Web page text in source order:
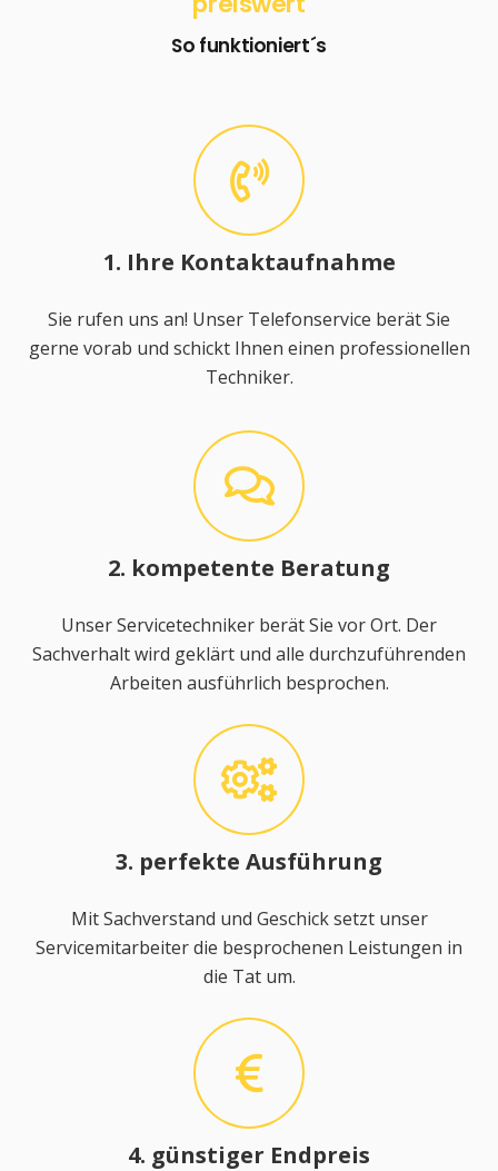
So funktioniert´s
1. Ihre Kontaktaufnahme
Sie rufen uns an! Unser Telefonservice berät Sie
gerne vorab und schickt Ihnen einen professionellen
Techniker.
2. kompetente Beratung
Unser Servicetechniker berät Sie vor Ort. Der
Sachverhalt wird geklärt und alle durchzuführenden
Arbeiten ausführlich besprochen.
3. perfekte Ausführung
Mit Sachverstand und Geschick setzt unser
Servicemitarbeiter die besprochenen Leistungen in
die Tat um.
4. günstiger Endpreis